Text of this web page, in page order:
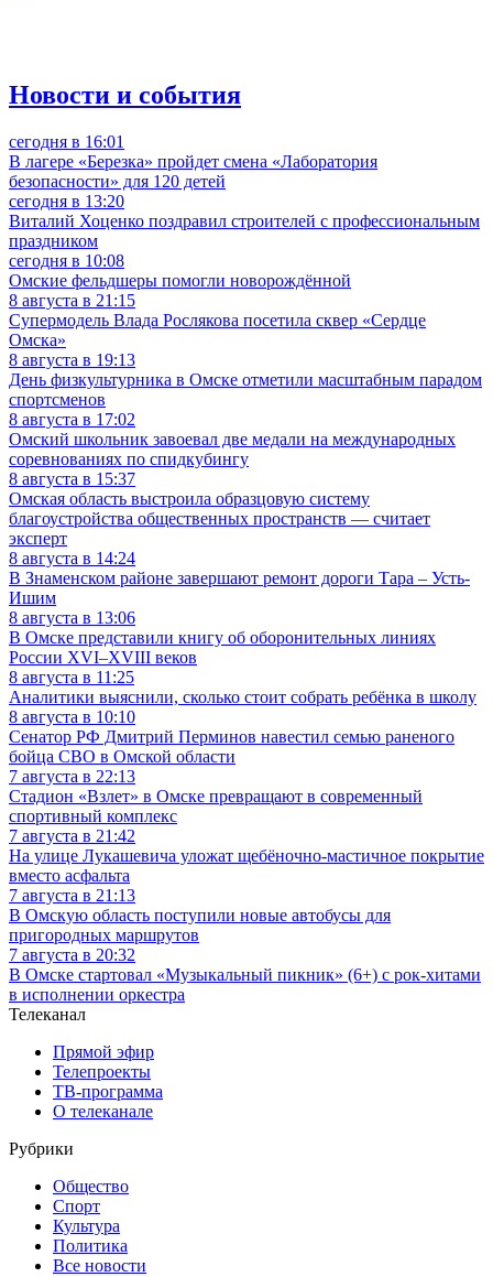
Новости и события
сегодня в 16:01
В лагере «Березка» пройдет смена «Лаборатория
безопасности» для 120 детей
сегодня в 13:20
Виталий Хоценко поздравил строителей с профессиональным
праздником
сегодня в 10:08
Омские фельдшеры помогли новорождённой
8 августа в 21:15
Супермодель Влада Рослякова посетила сквер «Сердце
Омска»
8 августа в 19:13
День физкультурника в Омске отметили масштабным парадом
спортсменов
8 августа в 17:02
Омский школьник завоевал две медали на международных
соревнованиях по спидкубингу
8 августа в 15:37
Омская область выстроила образцовую систему
благоустройства общественных пространств — считает
эксперт
8 августа в 14:24
В Знаменском районе завершают ремонт дороги Тара – Усть-
Ишим
8 августа в 13:06
В Омске представили книгу об оборонительных линиях
России XVI–XVIII веков
8 августа в 11:25
Аналитики выяснили, сколько стоит собрать ребёнка в школу
8 августа в 10:10
Сенатор РФ Дмитрий Перминов навестил семью раненого
бойца СВО в Омской области
7 августа в 22:13
Стадион «Взлет» в Омске превращают в современный
спортивный комплекс
7 августа в 21:42
На улице Лукашевича уложат щебёночно-мастичное покрытие
вместо асфальта
7 августа в 21:13
В Омскую область поступили новые автобусы для
пригородных маршрутов
7 августа в 20:32
В Омске стартовал «Музыкальный пикник» (6+) с рок-хитами
в исполнении оркестра
Телеканал
Прямой эфир
Телепроекты
ТВ-программа
О телеканале
Рубрики
Общество
Спорт
Культура
Политика
Все новости